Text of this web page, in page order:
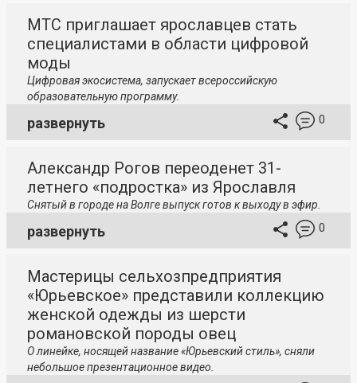
МТС приглашает ярославцев стать
специалистами в области цифровой
моды
Цифровая экосистема, запускает всероссийскую
образовательную программу.
развернуть 0
Александр Рогов переоденет 31-
летнего «подростка» из Ярославля
Снятый в городе на Волге выпуск готов к выходу в эфир.
развернуть 0
Мастерицы сельхозпредприятия
«Юрьевское» представили коллекцию
женской одежды из шерсти
романовской породы овец
О линейке, носящей название «Юрьевский стиль», сняли
небольшое презентационное видео.